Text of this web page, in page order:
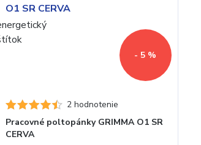
- 5 %
2 hodnotenie
Pracovné poltopánky GRIMMA O1 SR
CERVA